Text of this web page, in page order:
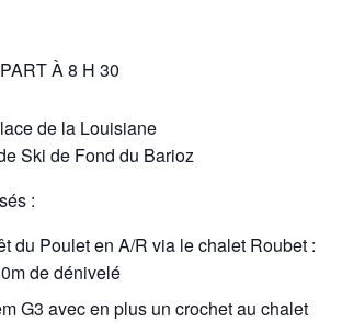
À 8 H 30
de la Louisiane
Ski de Fond du Barioz
:
du Poulet en A/R via le chalet Roubet :
de dénivelé
G3 avec en plus un crochet au chalet